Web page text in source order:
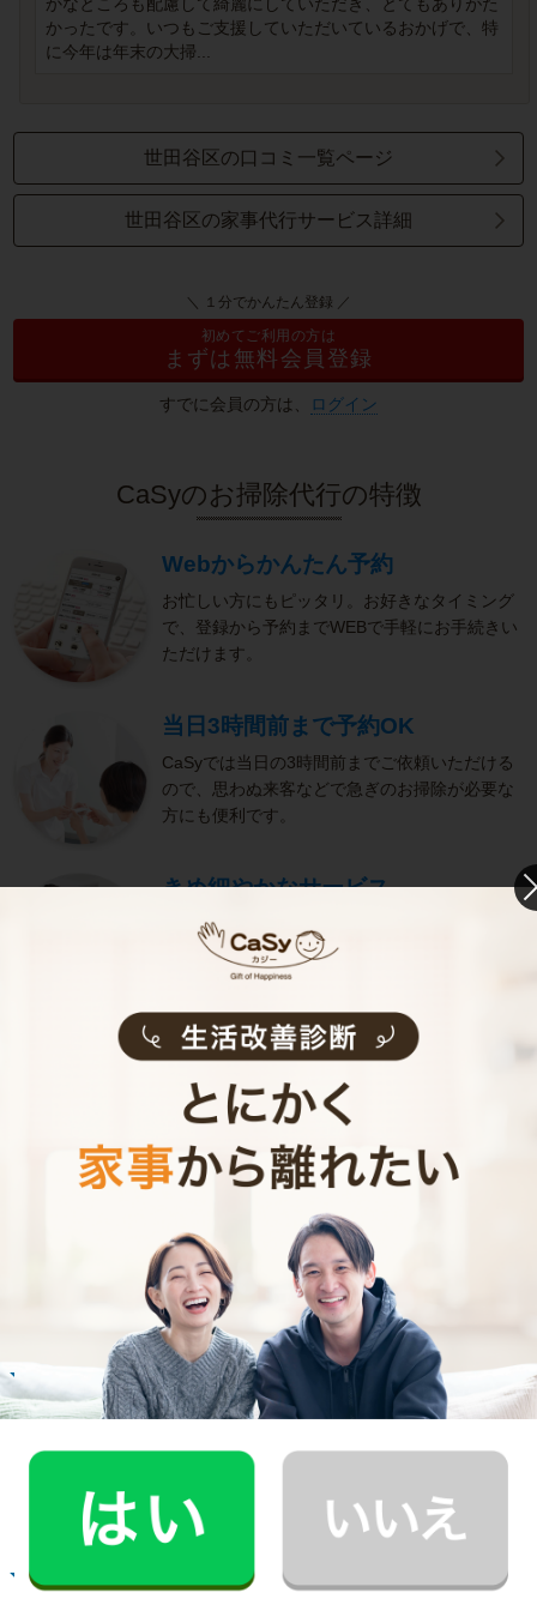
かったです。いつもご支援していただいているおかげで、特
に今年は年末の大掃...
世田谷区の口コミ一覧ページ
世田谷区の家事代行サービス詳細
＼ １分でかんたん登録 ／
初めてご利用の方は
まずは無料会員登録
すでに会員の方は、 ログイン
CaSyのお掃除代行の特徴
Webからかんたん予約
お忙しい方にもピッタリ。お好きなタイミング
で、登録から予約までWEBで手軽にお手続きい
ただけます。
当日3時間前まで予約OK
CaSyでは当日の3時間前までご依頼いただける
ので、思わぬ来客などで急ぎのお掃除が必要な
方にも便利です。
きめ細やかなサービス
選考をクリアし、研修を修了したキャストがサ
ービスを実施。お客様のご要望に沿ったきめ細
やかなサービスで、健やかな生活をサポートし
お掃除代行のサービス内容
お掃除代行のサービス料金
ご利用者インタビュー
Customer Interview
R.H.さん
30代 共働き 子育て中
とても充実しました。
記事全文を見る
E.O.さん